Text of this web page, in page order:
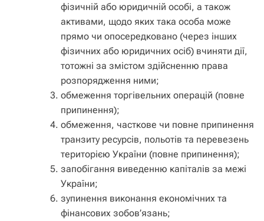
фізичній або юридичній особі, а також
активами, щодо яких така особа може
прямо чи опосередковано (через інших
фізичних або юридичних осіб) вчиняти дії,
тотожні за змістом здійсненню права
розпорядження ними;
обмеження торгівельних операцій (повне
припинення);
обмеження, часткове чи повне припинення
транзиту ресурсів, польотів та перевезень
територією України (повне припинення);
запобігання виведенню капіталів за межі
України;
зупинення виконання економічних та
фінансових зобов’язань;